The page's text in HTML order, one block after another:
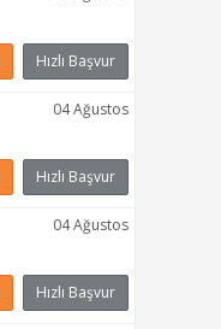
Hızlı Başvur
Hızlı Başvur
04 Ağustos
Hızlı Başvur
04 Ağustos